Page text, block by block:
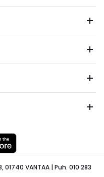
VANTAA | Puh. 010 283